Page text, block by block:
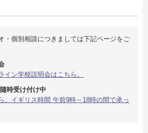
・個別相談につきましては下記ページをご
イン学校説明会はこちら。
時受け付け中
。イギリス時間 午前9時～18時の間で承っ